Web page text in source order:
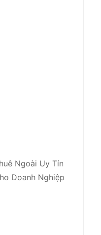
Ngoài Uy Tín
Doanh Nghiệp